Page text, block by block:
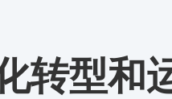
转型和